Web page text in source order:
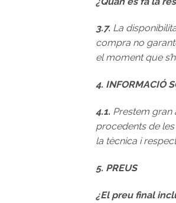
3.7. La
compra no
el moment que
4. INFORMACIÓ
4.1. Prestem gran
procedents de les
la tècnica i
5. PREUS
¿El preu final